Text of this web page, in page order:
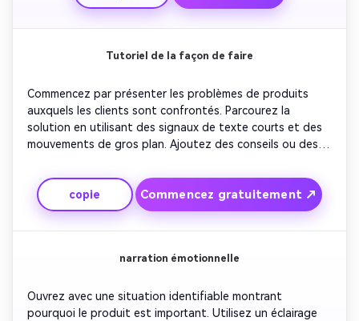
Tutoriel de la façon de faire
Commencez par présenter les problèmes de produits
auxquels les clients sont confrontés. Parcourez la
solution en utilisant des signaux de texte courts et des
mouvements de gros plan. Ajoutez des conseils ou des
Utilisez un rythme rapide adapté aux plateformes de
forme courte. Conclure avec une ligne de témoignage
confiante et une animation de logo.
copie Commencez gratuitement ↗
narration émotionnelle
Ouvrez avec une situation identifiable montrant
pourquoi le produit est important. Utilisez un éclairage